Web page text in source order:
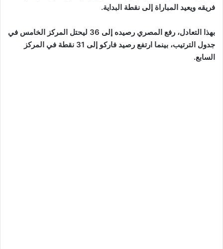
فريقه ويعيد المباراة إلى نقطة البداية.
بهذا التعادل، رفع المصري رصيده إلى 36 ليحتل المركز الخامس في
جدول الترتيب، بينما ارتفع رصيد فاركو إلى 31 نقطة في المركز
السابع.